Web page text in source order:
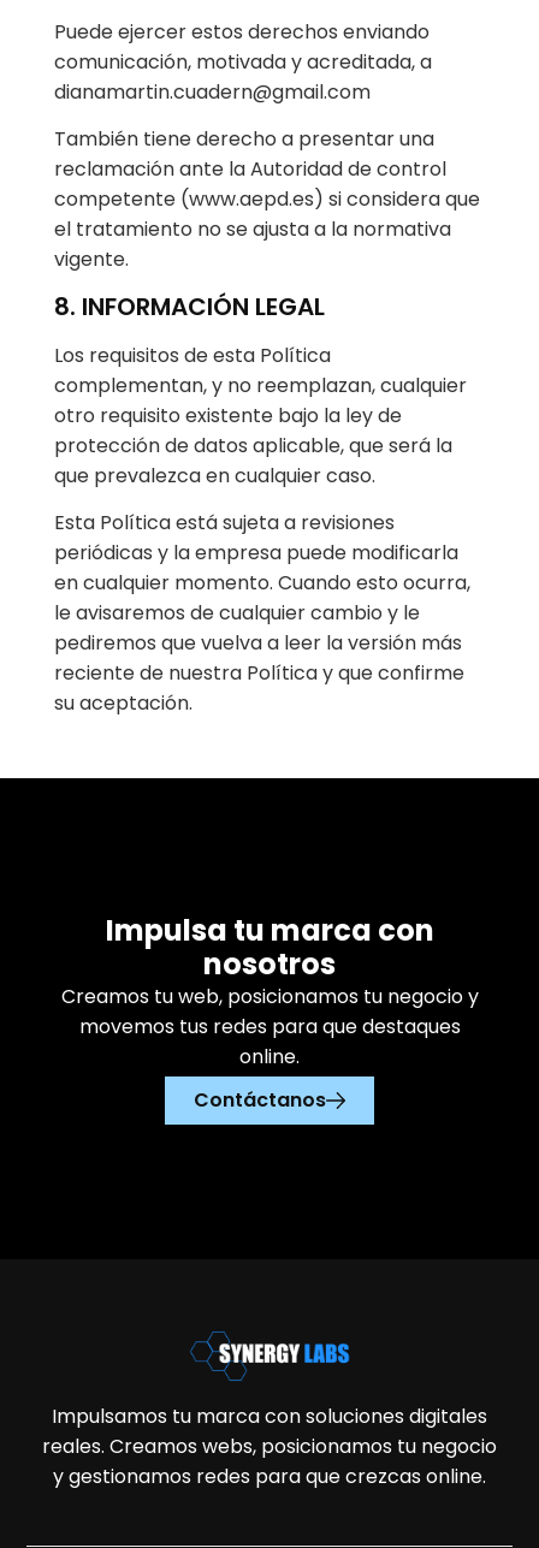
Puede ejercer estos derechos enviando
comunicación, motivada y acreditada, a
dianamartin.cuadern@gmail.com
También tiene derecho a presentar una
reclamación ante la Autoridad de control
competente (www.aepd.es) si considera que
el tratamiento no se ajusta a la normativa
vigente.
8. INFORMACIÓN LEGAL
Los requisitos de esta Política
complementan, y no reemplazan, cualquier
otro requisito existente bajo la ley de
protección de datos aplicable, que será la
que prevalezca en cualquier caso.
Esta Política está sujeta a revisiones
periódicas y la empresa puede modificarla
en cualquier momento. Cuando esto ocurra,
le avisaremos de cualquier cambio y le
pediremos que vuelva a leer la versión más
reciente de nuestra Política y que confirme
su aceptación.
Impulsa tu marca con
nosotros
Creamos tu web, posicionamos tu negocio y
movemos tus redes para que destaques
online.
Contáctanos
Impulsamos tu marca con soluciones digitales
reales. Creamos webs, posicionamos tu negocio
y gestionamos redes para que crezcas online.